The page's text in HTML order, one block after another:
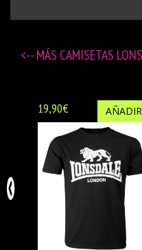
<-- MÁS CAMISETAS
19,90€ AÑADIR